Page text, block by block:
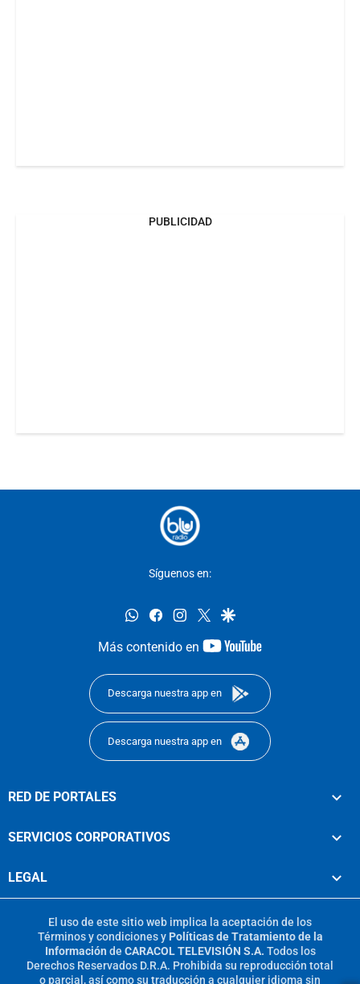
PUBLICIDAD
Síguenos en:
whatsappfacebookinstagram
twittergoogle
Más contenido en
youtube-
Descarga nuestra app en
Descarga nuestra app en
RED DE PORTALES
SERVICIOS CORPORATIVOS
LEGAL
El uso de este sitio web implica la aceptación de los
Términos y condicionesy Políticas de Tratamiento de la
Información de CARACOL TELEVISIÓN S.A. Todos los
Derechos Reservados D.R.A. Prohibida su reproducción total
o parcial, así como su traducción a cualquier idioma sin